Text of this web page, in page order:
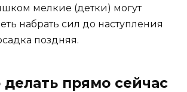
мелкие (детки) могут
набрать сил до наступления
поздняя.
делать прямо сейчас